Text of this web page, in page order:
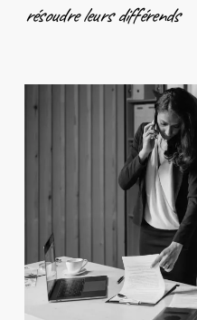
résoudre leurs différends